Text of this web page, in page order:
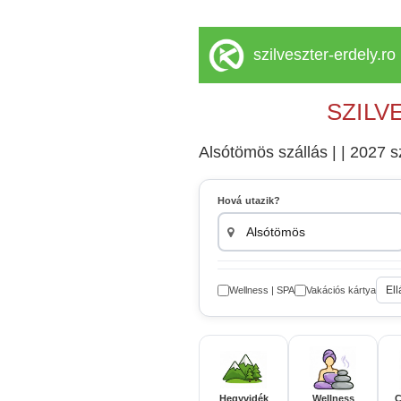
szilveszter-erdely.ro
Alsótömös szállás | | 2027
Hová utazik?
Wellness | SPA Vakációs kártya
Hegyvidék Wellness